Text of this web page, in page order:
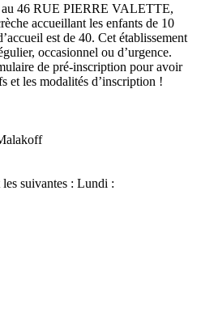
au 46 RUE PIERRE VALETTE,
accueillant les enfants de 10
est de 40. Cet établissement
occasionnel ou d’urgence.
de pré-inscription pour avoir
et les modalités d’inscription !
les suivantes : Lundi :